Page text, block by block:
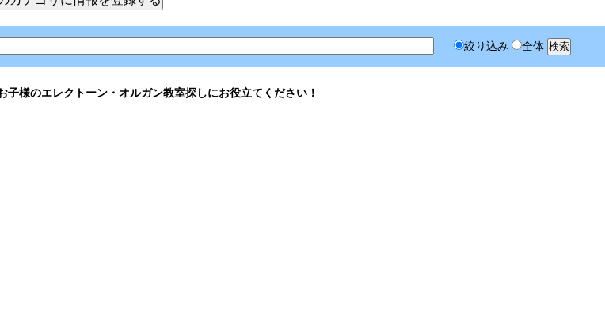
絞り込み 全体
様のエレクトーン・オルガン教室探しにお役立てください！